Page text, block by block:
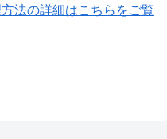
法の詳細はこちらをご覧